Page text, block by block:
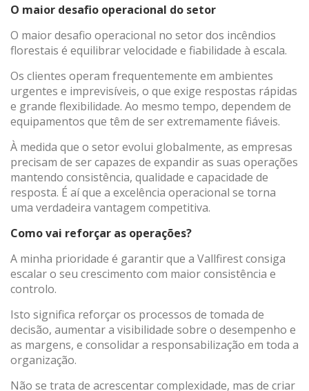
O maior desafio operacional do setor
O maior desafio operacional no setor dos incêndios
florestais é equilibrar velocidade e fiabilidade à escala.
Os clientes operam frequentemente em ambientes
urgentes e imprevisíveis, o que exige respostas rápidas
e grande flexibilidade. Ao mesmo tempo, dependem de
equipamentos que têm de ser extremamente fiáveis.
À medida que o setor evolui globalmente, as empresas
precisam de ser capazes de expandir as suas operações
mantendo consistência, qualidade e capacidade de
resposta. É aí que a excelência operacional se torna
uma verdadeira vantagem competitiva.
Como vai reforçar as operações?
A minha prioridade é garantir que a Vallfirest consiga
escalar o seu crescimento com maior consistência e
controlo.
Isto significa reforçar os processos de tomada de
decisão, aumentar a visibilidade sobre o desempenho e
as margens, e consolidar a responsabilização em toda a
organização.
Não se trata de acrescentar complexidade, mas de criar
Análise e personalização
Eles permitem o monitoramento e análise do
recolhida através deste tipo de cookies serve para medir a
actividade da web para a elaboração dos perfis de
navegação dos utilizadores, de forma a introduzir
melhorias a partir da análise dos dados de utilização
efectuada pelos utilizadores do serviço. Eles nos permitem
melhorar a qualidade dos nossos serviços e oferecer uma
melhor experiência através dos produtos recomendados.
Marketing e publicidade
Esses cookies são utilizados para armazenar informações
sobre as preferências e escolhas pessoais do usuário
através da observação contínua de seus hábitos de
de navegação no site e exibir publicidade relacionada ao
perfil de navegação do usuário.